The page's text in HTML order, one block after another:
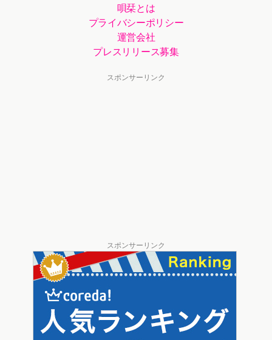
唄栞とは
プライバシーポリシー
運営会社
プレスリリース募集
スポンサーリンク
スポンサーリンク